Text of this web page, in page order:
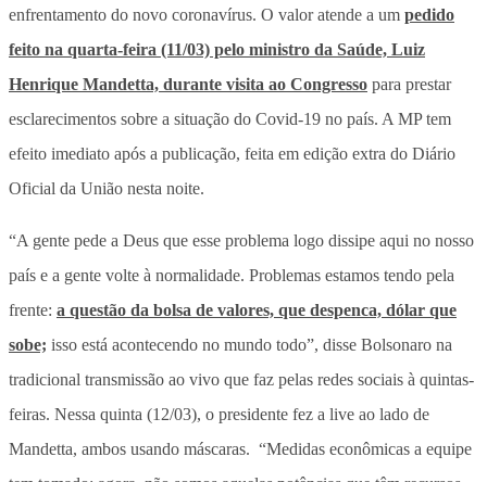
enfrentamento do novo coronavírus. O valor atende a um pedido
feito na quarta-feira (11/03) pelo ministro da Saúde, Luiz
Henrique Mandetta, durante visita ao Congresso para prestar
esclarecimentos sobre a situação do Covid-19 no país. A MP tem
efeito imediato após a publicação, feita em edição extra do Diário
Oficial da União nesta noite.
“A gente pede a Deus que esse problema logo dissipe aqui no nosso
país e a gente volte à normalidade. Problemas estamos tendo pela
frente: a questão da bolsa de valores, que despenca, dólar que
sobe; isso está acontecendo no mundo todo”, disse Bolsonaro na
tradicional transmissão ao vivo que faz pelas redes sociais à quintas-
feiras. Nessa quinta (12/03), o presidente fez a live ao lado de
Mandetta, ambos usando máscaras. “Medidas econômicas a equipe